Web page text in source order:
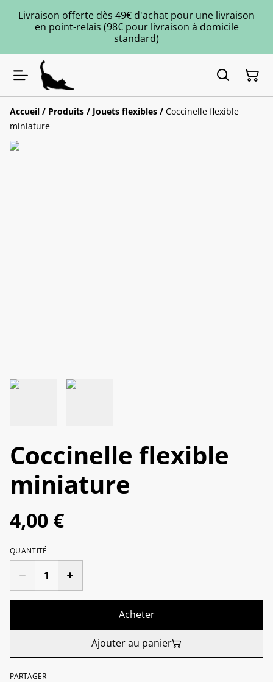
Livraison offerte dès 49€ d'achat pour une livraison
en point-relais (98€ pour livraison à domicile
standard)
Accueil / Produits / Jouets flexibles / Coccinelle flexible
miniature
Coccinelle flexible
miniature
4,00 €
QUANTITÉ
Acheter
Ajouter au panier
PARTAGER